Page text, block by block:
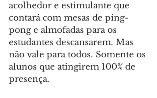
acolhedor e estimulante que
contará com mesas de ping-
pong e almofadas para os
estudantes descansarem. Mas
não vale para todos. Somente os
alunos que atingirem 100% de
presença.